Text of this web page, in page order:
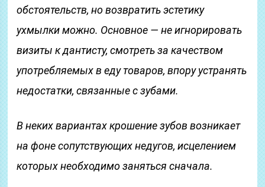
обстоятельств, но возвратить эстетику
ухмылки можно. Основное — не игнорировать
визиты к дантисту, смотреть за качеством
употребляемых в еду товаров, впору устранять
недостатки, связанные с зубами.
В неких вариантах крошение зубов возникает
на фоне сопутствующих недугов, исцелением
которых необходимо заняться сначала.